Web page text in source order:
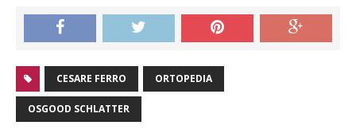
CESARE FERRO ORTOPEDIA
OSGOOD SCHLATTER